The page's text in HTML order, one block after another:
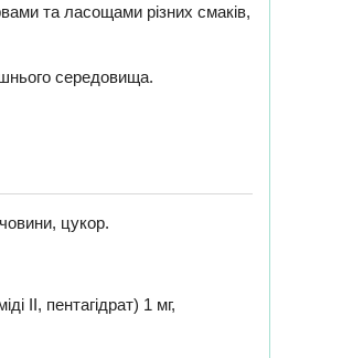
та ласощами різних смаків,
середовища.
цукор.
II, пентагідрат) 1 мг,